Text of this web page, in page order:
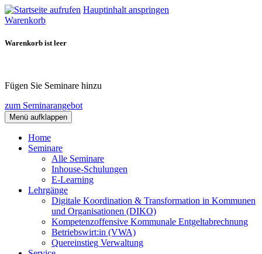
Hauptinhalt anspringen
Warenkorb
Warenkorb ist leer
Fügen Sie Seminare hinzu
zum Seminarangebot
Menü aufklappen
Home
Seminare
Alle Seminare
Inhouse-Schulungen
E-Learning
Lehrgänge
Digitale Koordination & Transformation in Kommunen
und Organisationen (DIKO)
Kompetenzoffensive Kommunale Entgeltabrechnung
Betriebswirt:in (VWA)
Quereinstieg Verwaltung